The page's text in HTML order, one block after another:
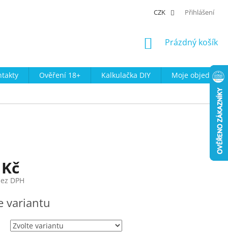
CZK Přihlášení
NÁKUPNÍ
Prázdný košík
Ověření 18+ Kalkulačka DIY Moje
DPH
variantu